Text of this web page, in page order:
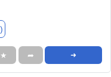
★ ➦ ➜